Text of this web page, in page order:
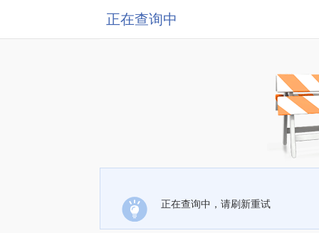
正在查询中
正在查询中，请刷新重试